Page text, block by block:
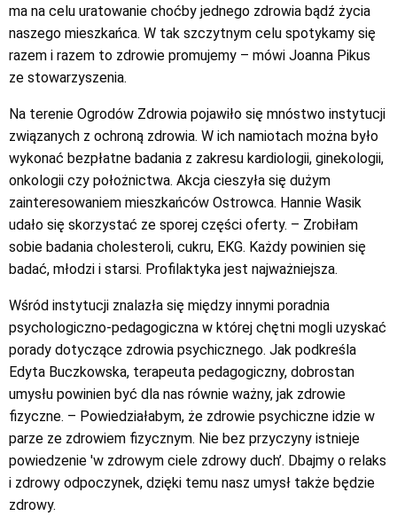
ma na celu uratowanie choćby jednego zdrowia bądź życia
naszego mieszkańca. W tak szczytnym celu spotykamy się
razem i razem to zdrowie promujemy – mówi Joanna Pikus
ze stowarzyszenia.
Na terenie Ogrodów Zdrowia pojawiło się mnóstwo instytucji
związanych z ochroną zdrowia. W ich namiotach można było
wykonać bezpłatne badania z zakresu kardiologii, ginekologii,
onkologii czy położnictwa. Akcja cieszyła się dużym
zainteresowaniem mieszkańców Ostrowca. Hannie Wasik
udało się skorzystać ze sporej części oferty. – Zrobiłam
sobie badania cholesteroli, cukru, EKG. Każdy powinien się
badać, młodzi i starsi. Profilaktyka jest najważniejsza.
Wśród instytucji znalazła się między innymi poradnia
psychologiczno-pedagogiczna w której chętni mogli uzyskać
porady dotyczące zdrowia psychicznego. Jak podkreśla
Edyta Buczkowska, terapeuta pedagogiczny, dobrostan
umysłu powinien być dla nas równie ważny, jak zdrowie
fizyczne. – Powiedziałabym, że zdrowie psychiczne idzie w
parze ze zdrowiem fizycznym. Nie bez przyczyny istnieje
powiedzenie 'w zdrowym ciele zdrowy duch’. Dbajmy o relaks
i zdrowy odpoczynek, dzięki temu nasz umysł także będzie
zdrowy.